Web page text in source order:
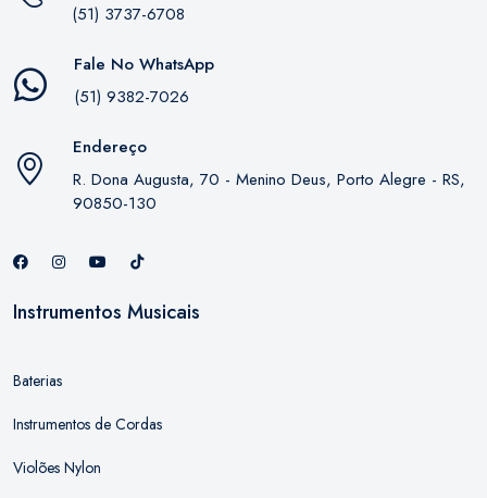
(51) 3737-6708
Fale No WhatsApp
(51) 9382-7026
Endereço
R. Dona Augusta, 70 - Menino Deus, Porto Alegre - RS,
90850-130
Instrumentos Musicais
Baterias
Instrumentos de Cordas
Violões Nylon